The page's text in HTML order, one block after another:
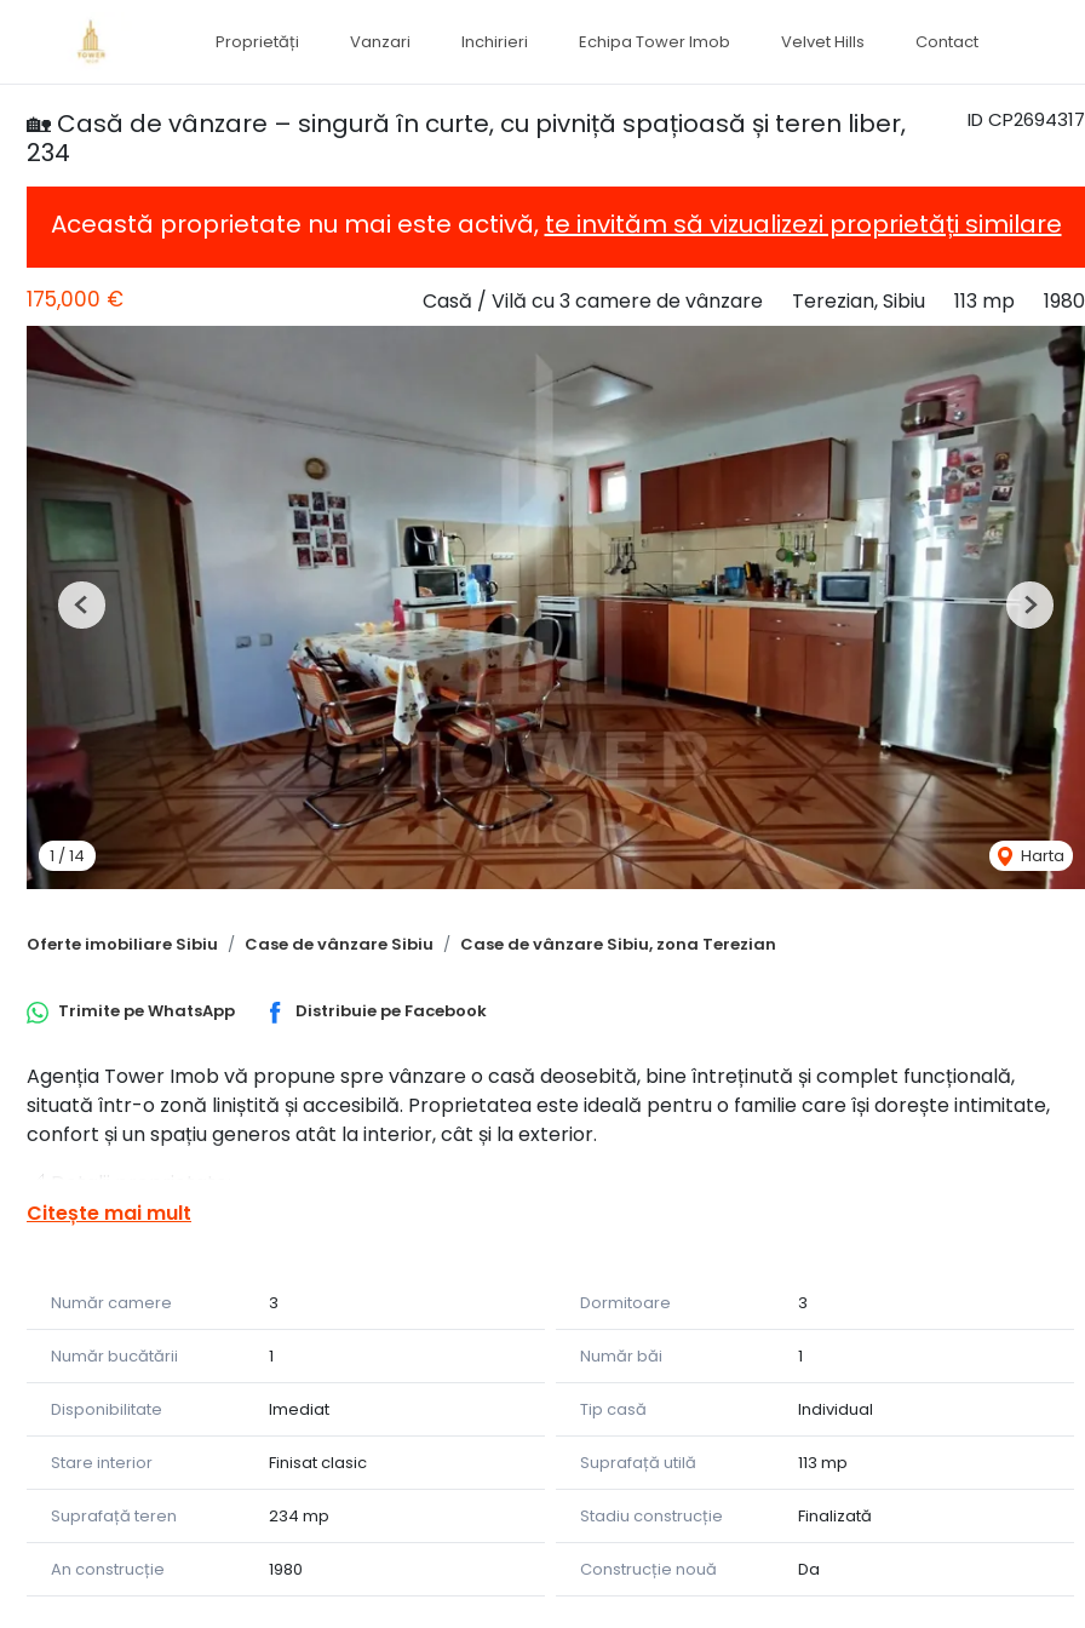
Proprietăți Vanzari Inchirieri Echipa Tower Imob Velvet Hills Contact
ID CP2694317
🏡 Casă de vânzare – singură în curte, cu pivniță spațioasă și teren liber,
234
Această proprietate nu mai este activă, te invităm să vizualizezi proprietăți similare
175,000 € Casă / Vilă cu 3 camere de vânzare Terezian, Sibiu 113 mp 1980
1 / 14 Harta
Previous Next
Oferte imobiliare Sibiu Case de vânzare Sibiu Case de vânzare Sibiu, zona Terezian
Trimite peWhatsApp Distribuie pe Facebook
Agenția Tower Imob vă propune spre vânzare o casă deosebită, bine întreținută și complet funcțională,
situată într-o zonă liniștită și accesibilă. Proprietatea este ideală pentru o familie care își dorește intimitate,
confort și un spațiu generos atât la interior, cât și la exterior.
📐 Detalii proprietate:
Suprafață totală teren: 234 mp
Filigorie amenajată pentru momente de relaxare în aer liber
Casă singură în curte, ceea ce oferă intimitate totală
🏠 Compartimentare interioară:
3 camere luminoase și spațioase
bucătărie separată, perfect funcțională
baie principală + baie de serviciu
Citește mai mult
Număr camere 3 Dormitoare 3
Număr bucătării 1 Număr băi 1
Disponibilitate Imediat Tip casă Individual
Stare interior Finisat clasic Suprafață utilă 113 mp
Suprafață teren 234 mp Stadiu construcție Finalizată
An construcție 1980 Construcție nouă Da